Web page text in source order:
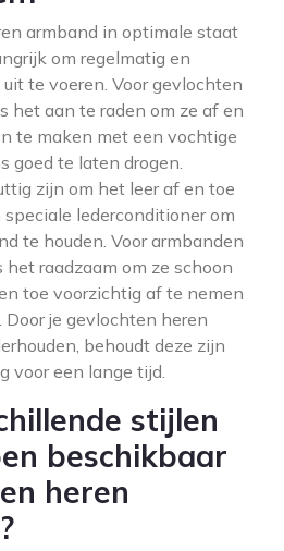
armband in optimale staat
om regelmatig en
te voeren. Voor gevlochten
het aan te raden om ze af en
te maken met een vochtige
goed te laten drogen.
zijn om het leer af en toe
lederconditioner om
te houden. Voor armbanden
raadzaam om ze schoon
toe voorzichtig af te nemen
je gevlochten heren
behoudt deze zijn
voor een lange tijd.
stijlen
beschikbaar
heren